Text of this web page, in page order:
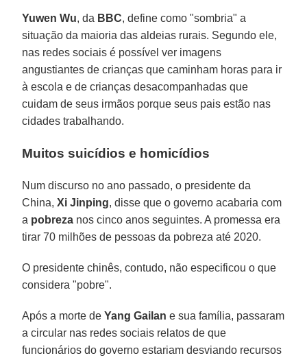
Yuwen Wu, da BBC, define como "sombria" a
situação da maioria das aldeias rurais. Segundo ele,
nas redes sociais é possível ver imagens
angustiantes de crianças que caminham horas para ir
à escola e de crianças desacompanhadas que
cuidam de seus irmãos porque seus pais estão nas
cidades trabalhando.
Muitos suicídios e homicídios
Num discurso no ano passado, o presidente da
China,Xi Jinping, disse que o governo acabaria com
a pobreza nos cinco anos seguintes. A promessa era
tirar 70 milhões de pessoas da pobreza até 2020.
O presidente chinês, contudo, não especificou o que
considera "pobre".
Após a morte deYang Gailan e sua família, passaram
a circular nas redes sociais relatos de que
funcionários do governo estariam desviando recursos